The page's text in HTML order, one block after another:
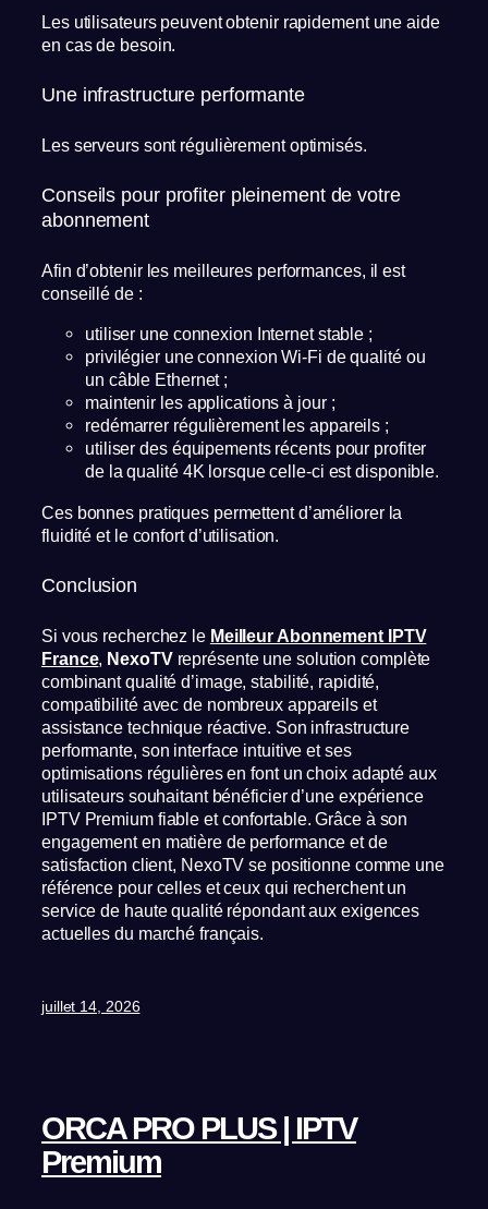
Les utilisateurs peuvent obtenir rapidement une aide
en cas de besoin.
Une infrastructure performante
Les serveurs sont régulièrement optimisés.
Conseils pour profiter pleinement de votre
abonnement
Afin d’obtenir les meilleures performances, il est
conseillé de :
utiliser une connexion Internet stable ;
privilégier une connexion Wi-Fi de qualité ou
un câble Ethernet ;
maintenir les applications à jour ;
redémarrer régulièrement les appareils ;
utiliser des équipements récents pour profiter
de la qualité 4K lorsque celle-ci est disponible.
Ces bonnes pratiques permettent d’améliorer la
fluidité et le confort d’utilisation.
Conclusion
Si vous recherchez le Meilleur Abonnement IPTV
France, NexoTVreprésente une solution complète
combinant qualité d’image, stabilité, rapidité,
compatibilité avec de nombreux appareils et
assistance technique réactive. Son infrastructure
performante, son interface intuitive et ses
optimisations régulières en font un choix adapté aux
utilisateurs souhaitant bénéficier d’une expérience
IPTV Premium fiable et confortable. Grâce à son
engagement en matière de performance et de
satisfaction client, NexoTV se positionne comme une
référence pour celles et ceux qui recherchent un
service de haute qualité répondant aux exigences
actuelles du marché français.
juillet 14, 2026
ORCA PRO PLUS | IPTV
Premium